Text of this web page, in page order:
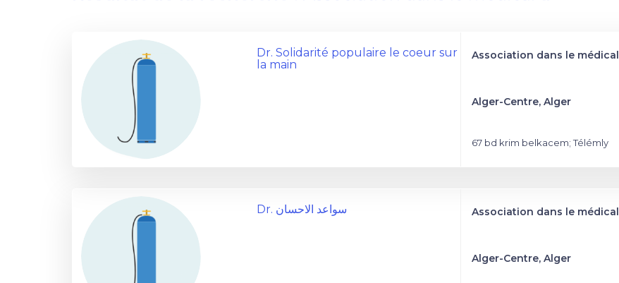
Dr. Solidarité populaire le coeur sur
la main
Association dans le médical
Alger-Centre, Alger
67 bd krim belkacem; Télémly
Dr. سواعد الاحسان Association dans le médical
Alger-Centre, Alger